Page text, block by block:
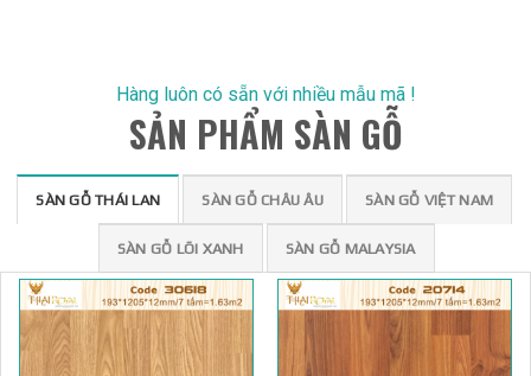
SÀN GỖ LÕI XANH SÀN GỖ MALAYSIA
SÀN GỖ THÁI LAN SÀN GỖ THÁI LAN